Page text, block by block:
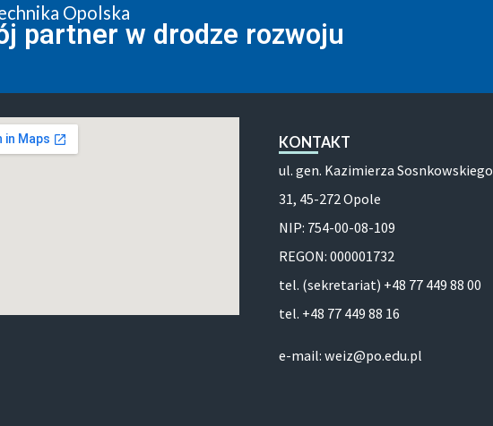
Opolska
partner w drodze rozwoju
KONTAKT
ul. gen. Kazimierza Sosnkowskiego
31, 45-272 Opole
NIP: 754-00-08-109
REGON: 000001732
tel. (sekretariat) +48 77 449 88 00
tel. +48 77 449 88 16
e-mail: weiz@po.edu.pl